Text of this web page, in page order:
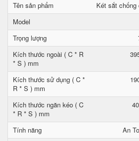
Tên sản phẩm
Két sắt
Model
Trọng lượng
Kích thước ngoài ( C * R
* S ) mm
Kích thước sử dụng ( C *
R * S ) mm
Kích thước ngăn kéo ( C
* R * S ) mm
Tính năng
An